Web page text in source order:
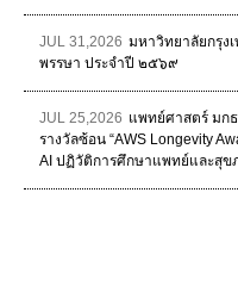
JUL 31,2026 มหาวิทยาลัยกรุง
พรรษา ประจำปี ๒๕๖๙
JUL 25,2026 แพทย์ศาสตร์ มก
รางวัลซ้อน “AWS Longevity
AI ปฏิวัติการศึกษาแพทย์และสุข